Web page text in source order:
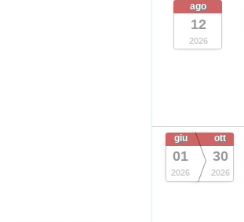
ago
12
2026
giu
01
2026
ott
30
2026